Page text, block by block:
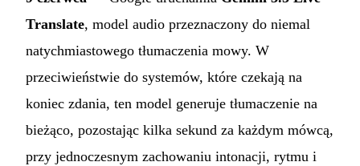
Translate, model audio przeznaczony do niemal
natychmiastowego tłumaczenia mowy. W
przeciwieństwie do systemów, które czekają na
koniec zdania, ten model generuje tłumaczenie na
bieżąco, pozostając kilka sekund za każdym mówcą,
przy jednoczesnym zachowaniu intonacji, rytmu i